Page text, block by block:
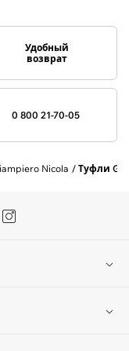
Удобный
возврат
0 800 21-70-05
Nicola Туфли